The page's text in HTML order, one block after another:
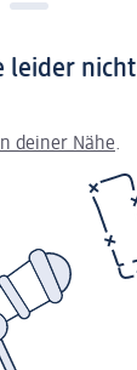
leider nicht
deiner Nähe.